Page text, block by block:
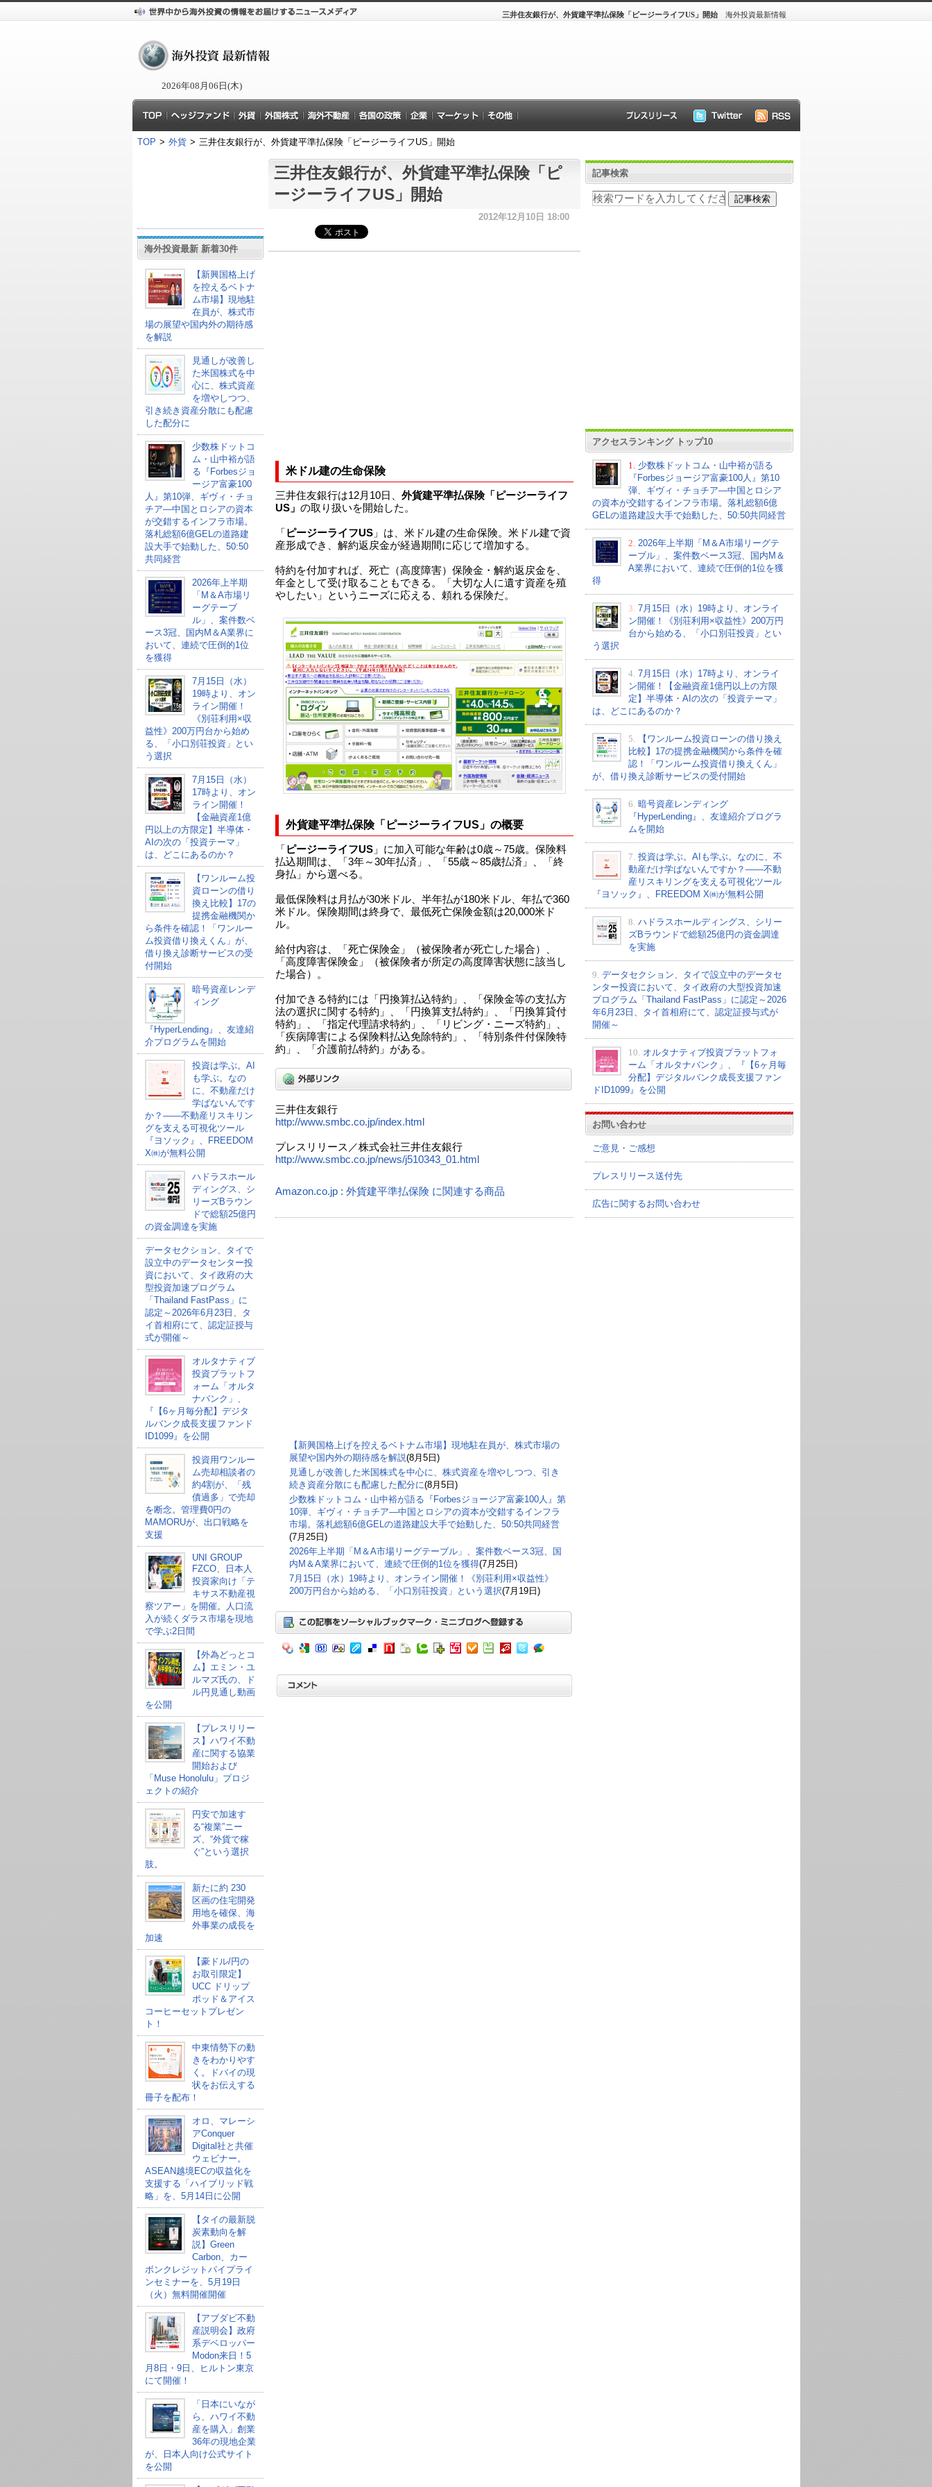
2026年08月06日(木)
海外投資最新情報
三井住友銀行が、外貨建平準払保険「ピージーライフUS」開始
TOP > 外貨 > 三井住友銀行が、外貨建平準払保険「ピージーライフUS」開始
海外投資最新 新着30件
【新興国格上げ
を控えるベトナ
ム市場】現地駐
在員が、株式市
場の展望や国内外の期待感
を解説
見通しが改善し
た米国株式を中
心に、株式資産
を増やしつつ、
引き続き資産分散にも配慮
した配分に
少数株ドットコ
ム・山中裕が語
る『Forbesジョ
ージア富豪100
人』第10弾、ギヴィ・チョ
チア―中国とロシアの資本
が交錯するインフラ市場。
落札総額6億GELの道路建
設大手で始動した、50:50
共同経営
2026年上半期
「M＆A市場リ
ーグテーブ
ル」、案件数ベ
ース3冠、国内M＆A業界に
おいて、連続で圧倒的1位
を獲得
7月15日（水）
19時より、オン
ライン開催！
《別荘利用×収
益性》200万円台から始め
る、「小口別荘投資」とい
う選択
7月15日（水）
17時より、オン
ライン開催！
【金融資産1億
円以上の方限定】半導体・
AIの次の「投資テーマ」
は、どこにあるのか？
【ワンルーム投
資ローンの借り
換え比較】17の
提携金融機関か
ら条件を確認！「ワンルー
ム投資借り換えくん」が、
借り換え診断サービスの受
付開始
暗号資産レンデ
ィング
『HyperLending』、友達紹
介プログラムを開始
投資は学ぶ。AI
も学ぶ。なの
に、不動産だけ
学ばないんです
か？——不動産リスキリン
グを支える可視化ツール
『ヨソック』、FREEDOM
X㈱が無料公開
ハドラスホール
ディングス、シ
リーズBラウン
ドで総額25億円
の資金調達を実施
データセクション、タイで
設立中のデータセンター投
資において、タイ政府の大
型投資加速プログラム
「Thailand FastPass」に
認定～2026年6月23日、タ
イ首相府にて、認定証授与
式が開催～
オルタナティブ
投資プラットフ
ォーム「オルタ
ナバンク」、
『【6ヶ月毎分配】デジタ
ルバンク成長支援ファンド
ID1099』を公開
投資用ワンルー
ム売却相談者の
約4割が、「残
債過多」で売却
を断念。管理費0円の
MAMORUが、出口戦略を
支援
UNI GROUP
FZCO、日本人
投資家向け「テ
キサス不動産視
察ツアー」を開催。人口流
入が続くダラス市場を現地
で学ぶ2日間
【外為どっとコ
ム】エミン・ユ
ルマズ氏の、ド
ル円見通し動画
を公開
【プレスリリー
ス】ハワイ不動
産に関する協業
開始および
「Muse Honolulu」プロジ
ェクトの紹介
円安で加速す
る“複業”ニー
ズ、“外貨で稼
ぐ”という選択
肢。
新たに約 230
区画の住宅開発
用地を確保、海
外事業の成長を
加速
【豪ドル/円の
お取引限定】
UCC ドリップ
ポッド＆アイス
コーヒーセットプレゼン
ト！
中東情勢下の動
きをわかりやす
く。ドバイの現
状をお伝えする
冊子を配布！
オロ、マレーシ
アConquer
Digital社と共催
ウェビナー。
ASEAN越境ECの収益化を
支援する「ハイブリッド戦
略」を、5月14日に公開
【タイの最新脱
炭素動向を解
説】Green
Carbon、カー
ボンクレジットパイプライ
ンセミナーを、5月19日
（火）無料開催開催
【アブダビ不動
産説明会】政府
系デベロッパー
Modon来日！5
月8日・9日、ヒルトン東京
にて開催！
「日本にいなが
ら、ハワイ不動
産を購入」創業
36年の現地企業
が、日本人向け公式サイト
を公開
三井住友銀行が、外貨建平準払保険「ピ
ージーライフUS」開始
2012年12月10日 18:00
米ドル建の生命保険
三井住友銀行は12月10日、 外貨建平準払保険「ピージーライフ
US」 の取り扱いを開始した。
「 ピージーライフUS」は、米ドル建の生命保険。米ドル建で資
産形成でき、解約返戻金が経過期間に応じて増加する。
特約を付加すれば、死亡（高度障害）保険金・解約返戻金を、
年金として受け取ることもできる。「大切な人に遺す資産を殖
やしたい」というニーズに応える、頼れる保険だ。
外貨建平準払保険「ピージーライフUS」の概要
「 ピージーライフUS」に加入可能な年齢は0歳～75歳。保険料
払込期間は、「3年～30年払済」、「55歳～85歳払済」、「終
身払」から選べる。
最低保険料は月払が30米ドル、半年払が180米ドル、年払で360
米ドル。保険期間は終身で、最低死亡保険金額は20,000米ド
ル。
給付内容は、「死亡保険金」（被保険者が死亡した場合）、
「高度障害保険金」（被保険者が所定の高度障害状態に該当し
た場合）。
付加できる特約には「円換算払込特約」、「保険金等の支払方
法の選択に関する特約」、「円換算支払特約」、「円換算貸付
特約」、「指定代理請求特約」、「リビング・ニーズ特約」、
「疾病障害による保険料払込免除特約」、「特別条件付保険特
約」、「介護前払特約」がある。
三井住友銀行
http://www.smbc.co.jp/index.html
プレスリリース／株式会社三井住友銀行
http://www.smbc.co.jp/news/j510343_01.html
Amazon.co.jp : 外貨建平準払保険 に関連する商品
【新興国格上げを控えるベトナム市場】現地駐在員が、株式市場の
展望や国内外の期待感を解説(8月5日)
見通しが改善した米国株式を中心に、株式資産を増やしつつ、引き
続き資産分散にも配慮した配分に(8月5日)
少数株ドットコム・山中裕が語る『Forbesジョージア富豪100人』第
10弾、ギヴィ・チョチア―中国とロシアの資本が交錯するインフラ
市場。落札総額6億GELの道路建設大手で始動した、50:50共同経営
(7月25日)
2026年上半期「M＆A市場リーグテーブル」、案件数ベース3冠、国
内M＆A業界において、連続で圧倒的1位を獲得(7月25日)
7月15日（水）19時より、オンライン開催！《別荘利用×収益性》
200万円台から始める、「小口別荘投資」という選択(7月19日)
記事検索
アクセスランキング トップ10
1.
少数株ドットコム・山中裕が語る
『Forbesジョージア富豪100人』第10
弾、ギヴィ・チョチア―中国とロシア
の資本が交錯するインフラ市場。落札総額6億
GELの道路建設大手で始動した、50:50共同経営
2. 2026年上半期「M＆A市場リーグテ
ーブル」、案件数ベース3冠、国内M＆
A業界において、連続で圧倒的1位を獲
得
3. 7月15日（水）19時より、オンライ
ン開催！《別荘利用×収益性》200万円
台から始める、「小口別荘投資」とい
う選択
4. 7月15日（水）17時より、オンライ
ン開催！【金融資産1億円以上の方限
定】半導体・AIの次の「投資テーマ」
は、どこにあるのか？
5.
【ワンルーム投資ローンの借り換え
比較】17の提携金融機関から条件を確
認！「ワンルーム投資借り換えくん」
が、借り換え診断サービスの受付開始
6. 暗号資産レンディング
『HyperLending』、友達紹介プログラ
ムを開始
7. 投資は学ぶ。AIも学ぶ。なのに、不
動産だけ学ばないんですか？——不動
産リスキリングを支える可視化ツール
『ヨソック』、FREEDOM X㈱が無料公開
8. ハドラスホールディングス、シリー
ズBラウンドで総額25億円の資金調達
を実施
9. データセクション、タイで設立中のデータセ
ンター投資において、タイ政府の大型投資加速
プログラム「Thailand FastPass」に認定～2026
年6月23日、タイ首相府にて、認定証授与式が
開催～
10. オルタナティブ投資プラットフォ
ーム「オルタナバンク」、『【6ヶ月毎
分配】デジタルバンク成長支援ファン
ドID1099』を公開
お問い合わせ
ご意見・ご感想
プレスリリース送付先
広告に関するお問い合わせ